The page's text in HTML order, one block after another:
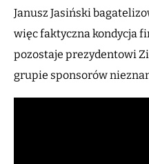
Janusz Jasiński
więc faktyczna kondycja
pozostaje prezydentowi
grupie sponsorów